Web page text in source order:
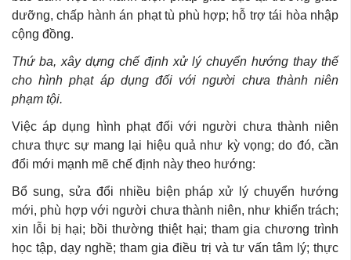
dưỡng, chấp hành án phạt tù phù hợp; hỗ trợ tái hòa nhập
cộng đồng.
Thứ ba, xây dựng chế định xử lý chuyển hướng thay thế
cho hình phạt áp dụng đối với người chưa thành niên
phạm tội.
Việc áp dụng hình phạt đối với người chưa thành niên
chưa thực sự mang lại hiệu quả như kỳ vọng; do đó, cần
đổi mới mạnh mẽ chế định này theo hướng:
Bổ sung, sửa đổi nhiều biện pháp xử lý chuyển hướng
mới, phù hợp với người chưa thành niên, như khiển trách;
xin lỗi bị hại; bồi thường thiệt hại; tham gia chương trình
học tập, dạy nghề; tham gia điều trị và tư vấn tâm lý; thực